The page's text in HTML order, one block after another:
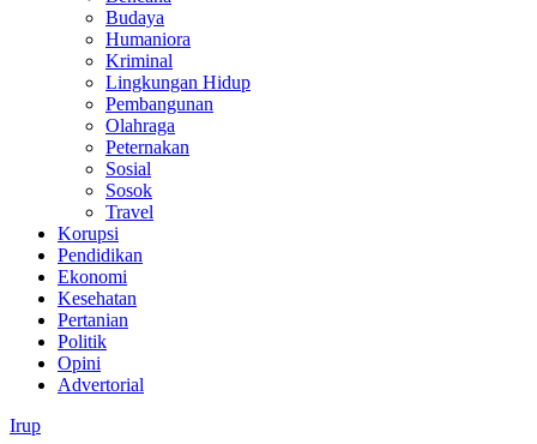
Budaya
Humaniora
Kriminal
Lingkungan Hidup
Pembangunan
Olahraga
Peternakan
Sosial
Sosok
Travel
Korupsi
Pendidikan
Ekonomi
Kesehatan
Pertanian
Politik
Opini
Advertorial
Irup